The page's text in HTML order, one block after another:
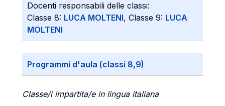
Docenti responsabili delle classi:
Classe 8: LUCA MOLTENI, Classe 9: LUCA
MOLTENI
Programmi d'aula (classi 8,9)
Classe/i impartita/e in lingua italiana